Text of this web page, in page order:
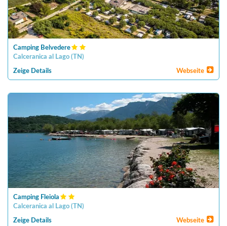
Camping Belvedere
Calceranica al Lago (TN)
Zeige Details Webseite
Camping Fleiola
Calceranica al Lago (TN)
Zeige Details Webseite